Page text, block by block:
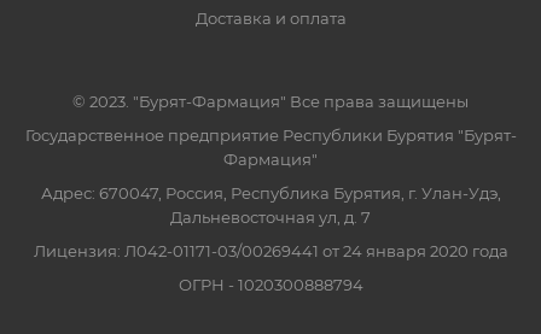
Доставка и оплата
© 2023. "Бурят-Фармация" Все права защищены
Государственное предприятие Республики Бурятия "Бурят-
Фармация"
Адрес: 670047, Россия, Республика Бурятия, г. Улан-Удэ,
Дальневосточная ул, д. 7
Лицензия: Л042-01171-03/00269441 от 24 января 2020 года
ОГРН - 1020300888794